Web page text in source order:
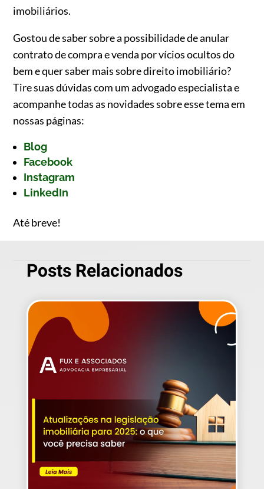
imobiliários.
Gostou de saber sobre a possibilidade de anular
contrato de compra e venda por vícios ocultos do
bem e quer saber mais sobre direito imobiliário?
Tire suas dúvidas com um advogado especialista e
acompanhe todas as novidades sobre esse tema em
nossas páginas:
Blog
Facebook
Instagram
LinkedIn
Até breve!
Posts Relacionados